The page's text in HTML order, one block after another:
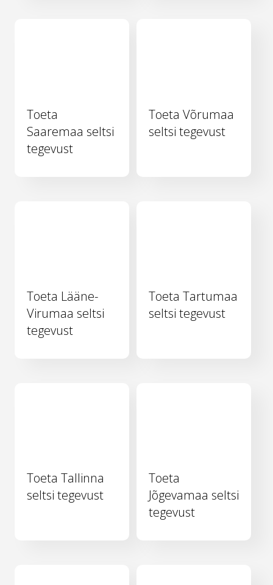
Toeta
Saaremaa seltsi
tegevust
Toeta Võrumaa
seltsi tegevust
Toeta Lääne-
Virumaa seltsi
tegevust
Toeta Tartumaa
seltsi tegevust
Toeta Tallinna
seltsi tegevust
Toeta
Jõgevamaa seltsi
tegevust